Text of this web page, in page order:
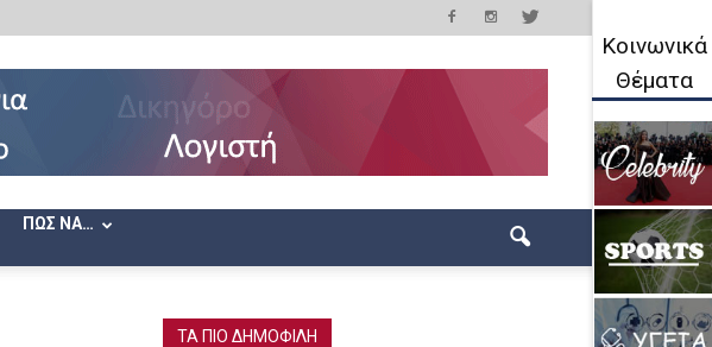
ΠΩΣ ΝΑ…
ΤΑ ΠΙΟ ΔΗΜΟΦΙΛΗ
Κοινωνικά
Θέματα